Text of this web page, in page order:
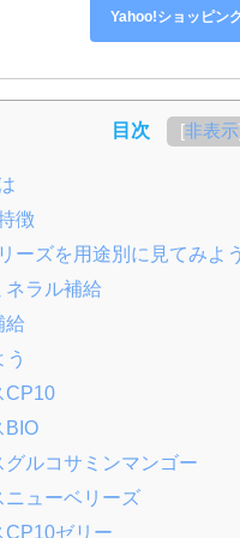
Yahoo!ショッピン
目次 [非表示]
徴
ーズを用途別に見てみよう
ネラル補給
給
CP10
BIO
グルコサミンマンゴー
ニューベリーズ
CP10ゼリー